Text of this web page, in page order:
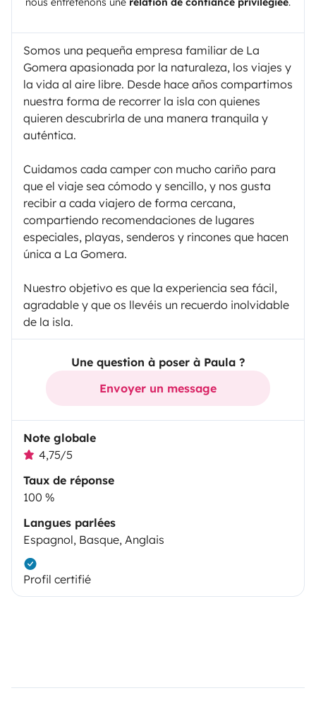
Somos una pequeña empresa familiar de La
Gomera apasionada por la naturaleza, los viajes y
la vida al aire libre. Desde hace años compartimos
nuestra forma de recorrer la isla con quienes
quieren descubrirla de una manera tranquila y
auténtica.
Cuidamos cada camper con mucho cariño para
que el viaje sea cómodo y sencillo, y nos gusta
recibir a cada viajero de forma cercana,
compartiendo recomendaciones de lugares
especiales, playas, senderos y rincones que hacen
única a La Gomera.
Nuestro objetivo es que la experiencia sea fácil,
agradable y que os llevéis un recuerdo inolvidable
de la isla.
Une question à poser à Paula ?
Envoyer un message
Note globale
4,75/5
Taux de réponse
100 %
Langues parlées
Espagnol, Basque, Anglais
Profil certifié